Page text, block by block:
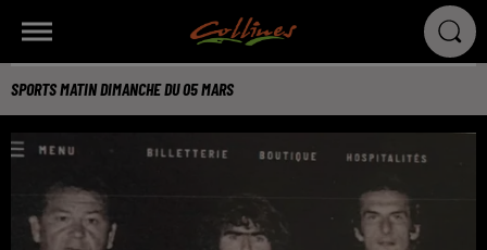
SPORTS MATIN DIMANCHE DU 05 MARS